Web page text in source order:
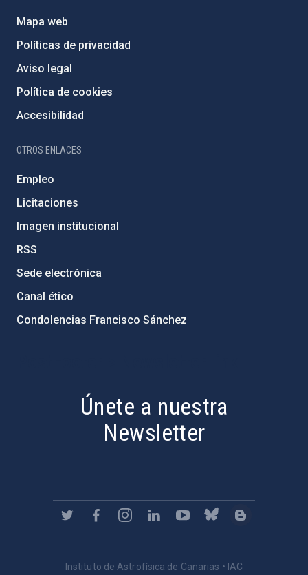
Mapa web
Políticas de privacidad
Aviso legal
Política de cookies
Accesibilidad
OTROS ENLACES
Empleo
Licitaciones
Imagen institucional
RSS
Sede electrónica
Canal ético
Condolencias Francisco Sánchez
Únete a nuestra
Newsletter
Instituto de Astrofísica de Canarias • IAC